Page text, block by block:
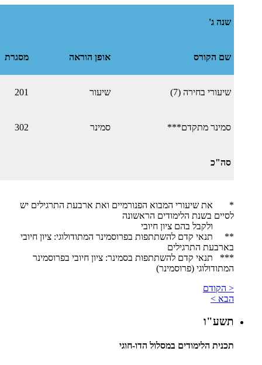
שנה ג'
שם הקורס אופן הוראה מסגרת
שיעורי בחירה (7) שיעור 201
סמינר מתקדם*** סמינר 302
סה"כ
* את שיעורי המבוא הפנורמיים ואת ארבעת התרגילים יש
לסיים בשנת הלימודים הראשונה
ולקבל בהם ציון חיובי
​** תנאי קדם להשתתפות בפרוסמינר המתודולוגי: ציון חיובי
בארבעת התרגילים
​​*** תנאי קדם להשתתפות בסמינר: ציון חיובי בפרוסמינר
המתודולוגי (פרוסמינר)
< הקודם
הבא >
תשע"ו
תכנית הלימודים במסלול הדו-חוגי